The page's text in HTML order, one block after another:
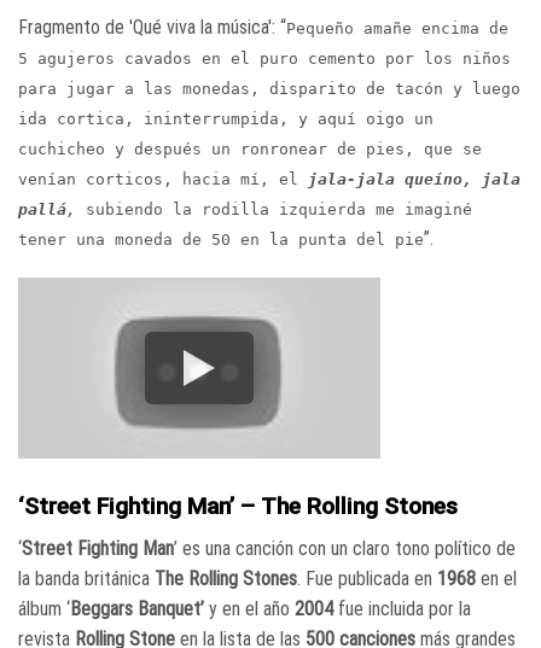
Fragmento de 'Qué viva la música': “Pequeño amañe encima de
5 agujeros cavados en el puro cemento por los niños
para jugar a las monedas, disparito de tacón y luego
ida cortica, ininterrumpida, y aquí oigo un
cuchicheo y después un ronronear de pies, que se
venían corticos, hacia mí, el
jala-jala queíno, jala
pallá, subiendo la rodilla izquierda me imaginé
tener una moneda de 50 en la punta del pie”.
‘Street Fighting Man’ – The Rolling Stones
‘Street Fighting Man’ es una canción con un claro tono político de
la banda británica The Rolling Stones. Fue publicada en 1968 en el
álbum ‘Beggars Banquet’ y en el año 2004fue incluida por la
revista Rolling Stone en la lista de las 500 canciones más grandes